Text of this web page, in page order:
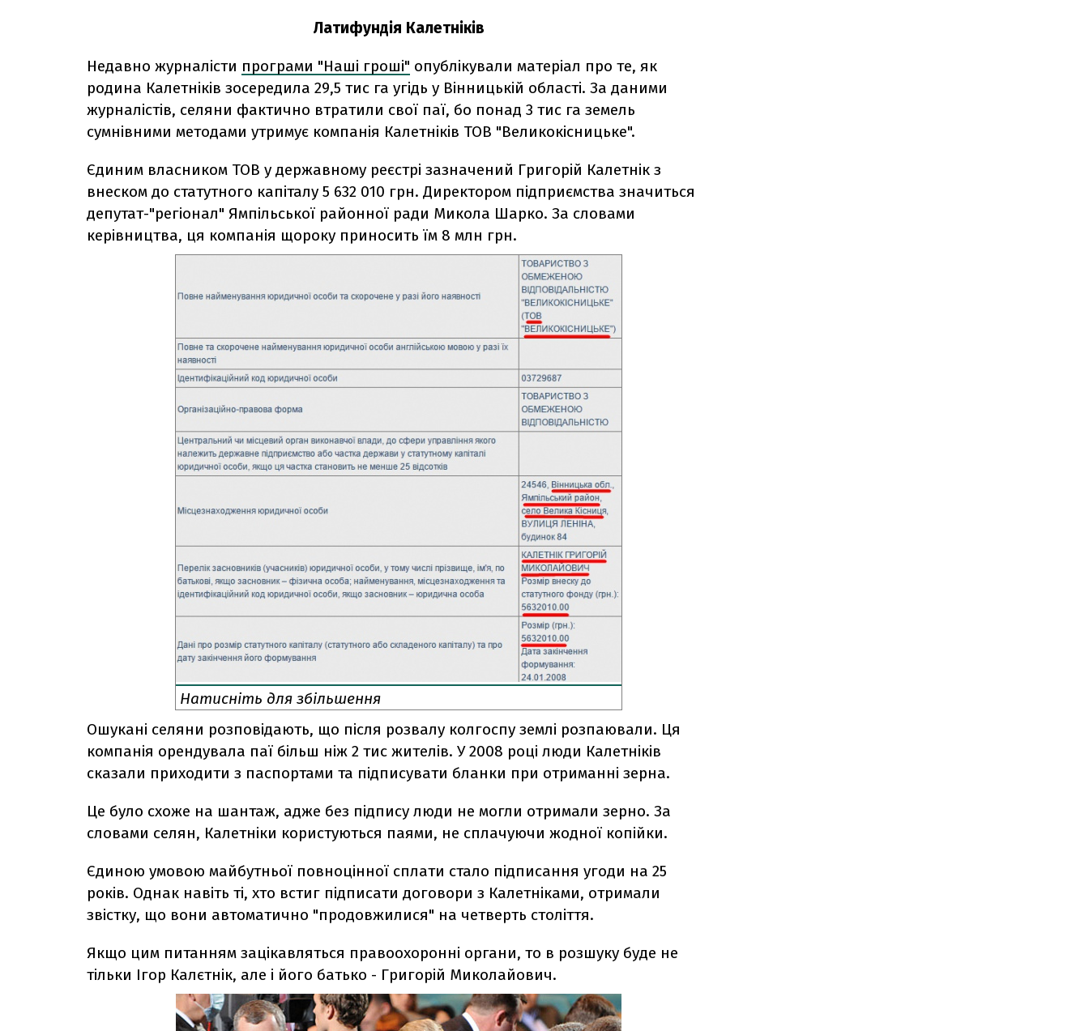
Латифундія Калетніків
Недавно журналісти програми "Наші гроші" опублікували матеріал про те, як
родина Калетніків зосередила 29,5 тис га угідь у Вінницькій області. За даними
журналістів, селяни фактично втратили свої паї, бо понад 3 тис га земель
сумнівними методами утримує компанія Калетніків ТОВ "Великокісницьке".
Єдиним власником ТОВ у державному реєстрі зазначений Григорій Калетнік з
внеском до статутного капіталу 5 632 010 грн. Директором підприємства значиться
депутат-"регіонал" Ямпільської районної ради Микола Шарко. За словами
керівництва, ця компанія щороку приносить їм 8 млн грн.
Натисніть для збільшення
Ошукані селяни розповідають, що після розвалу колгоспу землі розпаювали. Ця
компанія орендувала паї більш ніж 2 тис жителів. У 2008 році люди Калетніків
сказали приходити з паспортами та підписувати бланки при отриманні зерна.
Це було схоже на шантаж, адже без підпису люди не могли отримали зерно. За
словами селян, Калетніки користуються паями, не сплачуючи жодної копійки.
Єдиною умовою майбутньої повноцінної сплати стало підписання угоди на 25
років. Однак навіть ті, хто встиг підписати договори з Калетніками, отримали
звістку, що вони автоматично "продовжилися" на четверть століття.
Якщо цим питанням зацікавляться правоохоронні органи, то в розшуку буде не
тільки Ігор Калєтнік, але і його батько - Григорій Миколайович.